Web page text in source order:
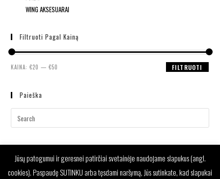
WING AKSESUARAI
Filtruoti Pagal Kainą
FILTRUOTI
KAINA:€20 —€50
Paieška
Jūsų patogumui ir geresnei patirčiai svetainėje naudojame slapukus (angl.
cookies). Paspaudę SUTINKU arba tęsdami naršymą, Jūs sutinkate, kad slapukai